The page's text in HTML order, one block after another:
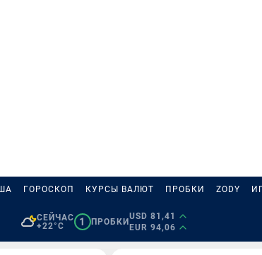
ГОРОСКОП КУРСЫ ВАЛЮТ ПРОБКИ ZODY
СЕЙЧАС
+22°C
1 ПРОБКИ
USD 81,41
EUR 94,06